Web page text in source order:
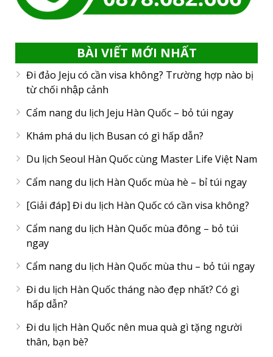
BÀI VIẾT MỚI NHẤT
Đi đảo Jeju có cần visa không? Trường hợp nào bị
từ chối nhập cảnh
Cẩm nang du lịch Jeju Hàn Quốc – bỏ túi ngay
Khám phá du lịch Busan có gì hấp dẫn?
Du lịch Seoul Hàn Quốc cùng Master Life Việt Nam
Cẩm nang du lịch Hàn Quốc mùa hè – bỉ túi ngay
[Giải đáp] Đi du lịch Hàn Quốc có cần visa không?
Cẩm nang du lịch Hàn Quốc mùa đông – bỏ túi
ngay
Cẩm nang du lịch Hàn Quốc mùa thu – bỏ túi ngay
Đi du lịch Hàn Quốc tháng nào đẹp nhất? Có gì
hấp dẫn?
Đi du lịch Hàn Quốc nên mua quà gì tặng người
thân, bạn bè?